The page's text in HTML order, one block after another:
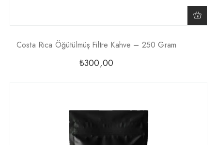
Costa Rica Öğütülmüş Filtre Kahve – 250 Gram
₺300,00